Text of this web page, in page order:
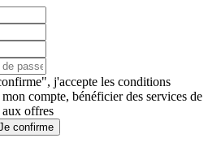
j'accepte les conditions
compte, bénéficier des services de
offres
confirme